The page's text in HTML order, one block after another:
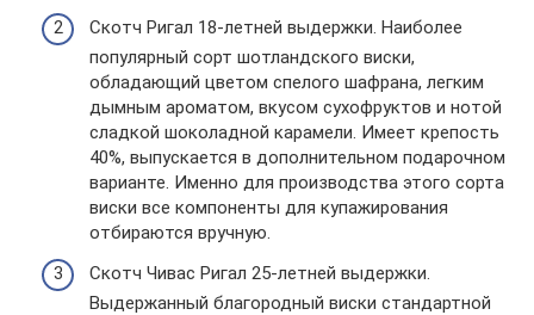
Скотч Ригал 18-летней выдержки. Наиболее
популярный сорт шотландского виски,
обладающий цветом спелого шафрана, легким
дымным ароматом, вкусом сухофруктов и нотой
сладкой шоколадной карамели. Имеет крепость
40%, выпускается в дополнительном подарочном
варианте. Именно для производства этого сорта
виски все компоненты для купажирования
отбираются вручную.
Скотч Чивас Ригал 25-летней выдержки.
Выдержанный благородный виски стандартной